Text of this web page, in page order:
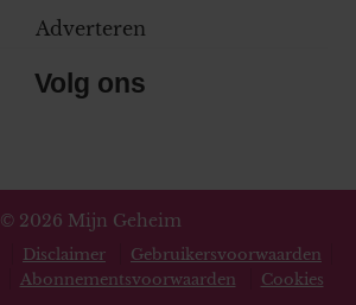
Adverteren
Volg ons
© 2026 Mijn Geheim
Disclaimer
Gebruikersvoorwaarden
Abonnementsvoorwaarden
Cookies